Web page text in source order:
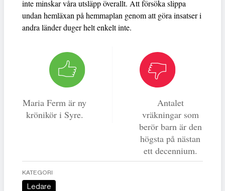
inte minskar våra utsläpp överallt. Att försöka slippa
undan hemläxan på hemmaplan genom att göra insatser i
andra länder duger helt enkelt inte.
Maria Ferm är ny
krönikör i Syre.
Antalet
vräkningar som
berör barn är den
högsta på nästan
ett decennium.
KATEGORI
Ledare